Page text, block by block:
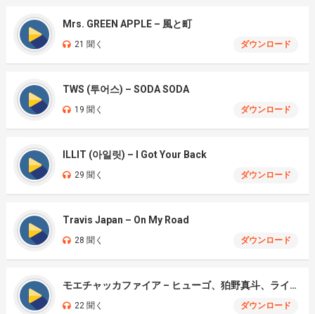
Mrs. GREEN APPLE – 風と町
21 聞く ダウンロード
TWS (투어스) – SODA SODA
19 聞く ダウンロード
ILLIT (아일릿) – I Got Your Back
29 聞く ダウンロード
Travis Japan – On My Road
28 聞く ダウンロード
モエチャッカファイア – ヒューゴ、狛野真斗、ライト、セヴェリアン (Cover )
22 聞く ダウンロード